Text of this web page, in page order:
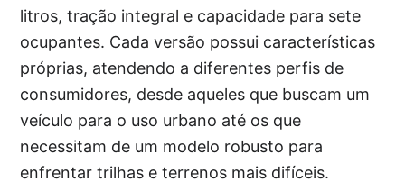
litros, tração integral e capacidade para sete
ocupantes. Cada versão possui características
próprias, atendendo a diferentes perfis de
consumidores, desde aqueles que buscam um
veículo para o uso urbano até os que
necessitam de um modelo robusto para
enfrentar trilhas e terrenos mais difíceis.